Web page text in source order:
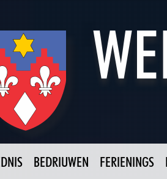
BEDRIUWEN FERIENINGS